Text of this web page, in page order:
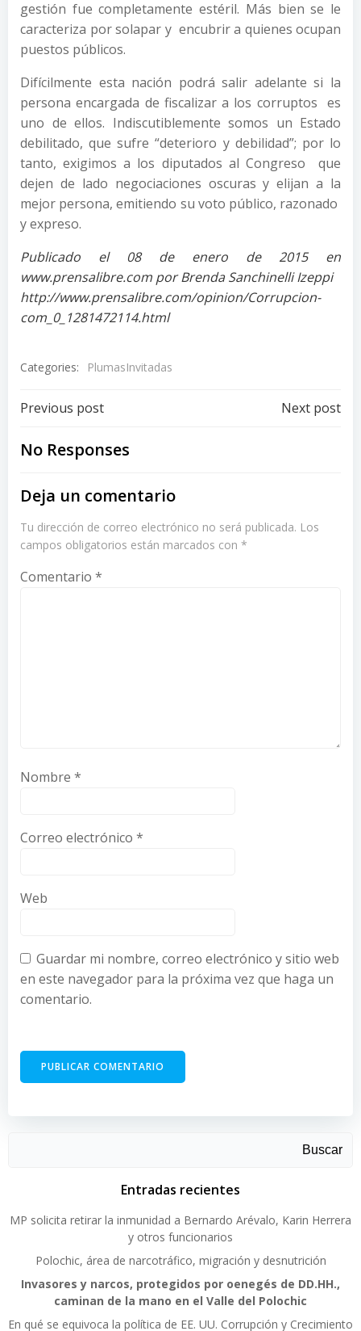
gestión fue completamente estéril. Más bien se le
caracteriza por solapar y encubrir a quienes ocupan
puestos públicos.
Difícilmente esta nación podrá salir adelante si la
persona encargada de fiscalizar a los corruptos es
uno de ellos. Indiscutiblemente somos un Estado
debilitado, que sufre “deterioro y debilidad”; por lo
tanto, exigimos a los diputados al Congreso que
dejen de lado negociaciones oscuras y elijan a la
mejor persona, emitiendo su voto público, razonado
y expreso.
Publicado el 08 de enero de 2015 en
www.prensalibre.com por Brenda Sanchinelli Izeppi
http://www.prensalibre.com/opinion/Corrupcion-
com_0_1281472114.html
Categories: PlumasInvitadas
Post
navigation
Previous post Next post
No Responses
Deja un comentario
Tu dirección de correo electrónico no será publicada. Los
campos obligatorios están marcados con *
Comentario *
Nombre *
Correo electrónico *
Web
Guardar mi nombre, correo electrónico y sitio web
en este navegador para la próxima vez que haga un
comentario.
Buscar
Entradas recientes
MP solicita retirar la inmunidad a Bernardo Arévalo, Karin Herrera
y otros funcionarios
Polochic, área de narcotráfico, migración y desnutrición
Invasores y narcos, protegidos por oenegés de DD.HH.,
caminan de la mano en el Valle del Polochic
En qué se equivoca la política de EE. UU. Corrupción y Crecimiento